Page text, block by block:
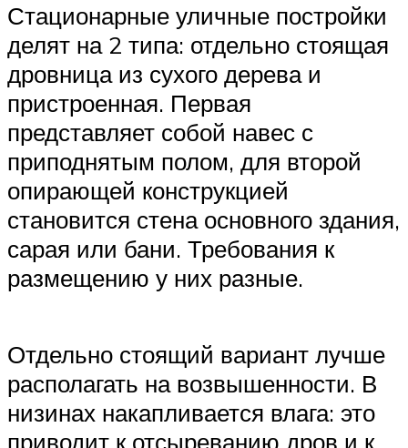
Стационарные уличные постройки
делят на 2 типа: отдельно стоящая
дровница из сухого дерева и
пристроенная. Первая
представляет собой навес с
приподнятым полом, для второй
опирающей конструкцией
становится стена основного здания,
сарая или бани. Требования к
размещению у них разные.
Отдельно стоящий вариант лучше
располагать на возвышенности. В
низинах накапливается влага: это
приводит к отсыреванию дров и к